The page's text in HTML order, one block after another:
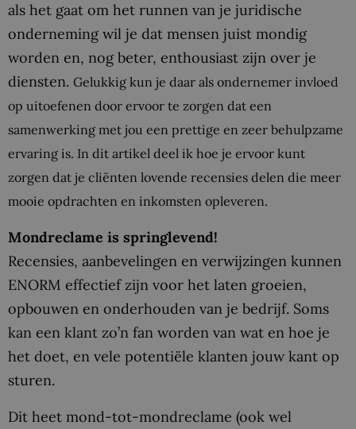
als het gaat om het runnen van je juridische
onderneming wil je dat mensen juist mondig
worden en, nog beter, enthousiast zijn over je
diensten. Gelukkig kun je daar als ondernemer invloed
op uitoefenen door ervoor te zorgen dat een
samenwerking met jou een prettige en zeer behulpzame
ervaring is. In dit artikel deel ik hoe je ervoor kunt
zorgen dat je cliënten lovende recensies delen die meer
mooie opdrachten en inkomsten opleveren.
Mondreclame is springlevend!
Recensies, aanbevelingen en verwijzingen kunnen
ENORM effectief zijn voor het laten groeien,
opbouwen en onderhouden van je bedrijf. Soms
kan een klant zo’n fan worden van wat en hoe je
het doet, en vele potentiële klanten jouw kant op
sturen.
Dit heet mond-tot-mondreclame (ook wel